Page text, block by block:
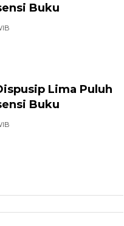
Buku
Lima Puluh
Buku